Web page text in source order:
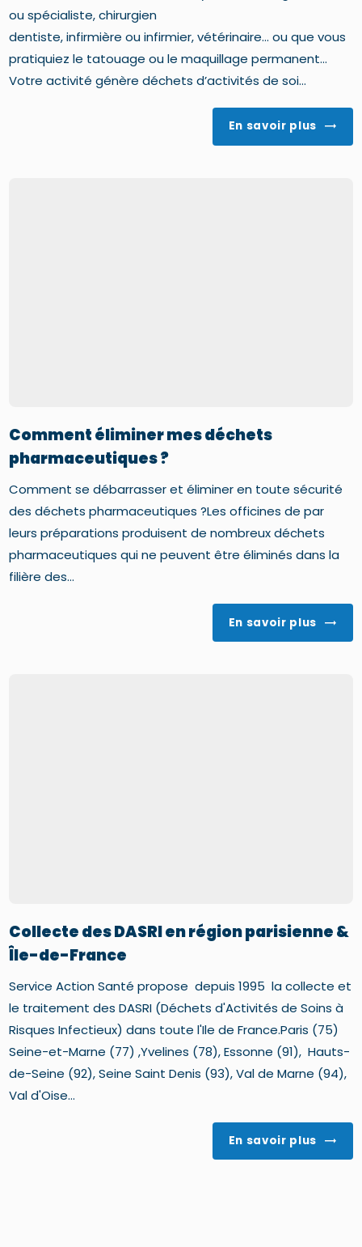
ou spécialiste, chirurgien
dentiste, infirmière ou infirmier, vétérinaire... ou que vous
pratiquiez le tatouage ou le maquillage permanent...
Votre activité génère déchets d’activités de soi...
En savoir plus
Comment éliminer mes déchets
pharmaceutiques ?
Comment se débarrasser et éliminer en toute sécurité
des déchets pharmaceutiques ?Les officines de par
leurs préparations produisent de nombreux déchets
pharmaceutiques qui ne peuvent être éliminés dans la
filière des...
En savoir plus
Collecte des DASRI en région parisienne &
Île-de-France
Service Action Santé propose depuis 1995 la collecte et
le traitement des DASRI (Déchets d'Activités de Soins à
Risques Infectieux) dans toute l'Ile de France.Paris (75)
Seine-et-Marne (77) ,Yvelines (78), Essonne (91), Hauts-
de-Seine (92), Seine Saint Denis (93), Val de Marne (94),
Val d'Oise...
En savoir plus